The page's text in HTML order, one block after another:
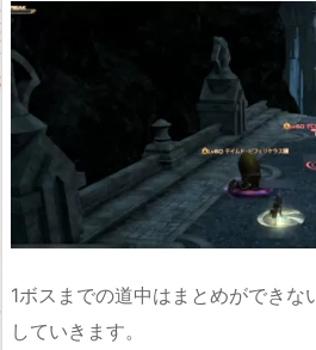
1ボスまでの道中はまとめができな
していきます。